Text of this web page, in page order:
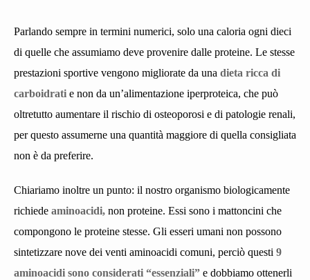
Parlando sempre in termini numerici, solo una caloria ogni dieci
di quelle che assumiamo deve provenire dalle proteine. Le stesse
prestazioni sportive vengono migliorate da una dieta ricca di
carboidrati e non da un’alimentazione iperproteica, che può
oltretutto aumentare il rischio di osteoporosi e di patologie renali,
per questo assumerne una quantità maggiore di quella consigliata
non è da preferire.
Chiariamo inoltre un punto: il nostro organismo biologicamente
richiede aminoacidi, non proteine. Essi sono i mattoncini che
compongono le proteine stesse. Gli esseri umani non possono
sintetizzare nove dei venti aminoacidi comuni, perciò questi 9
aminoacidi sono considerati “essenziali” e dobbiamo ottenerli